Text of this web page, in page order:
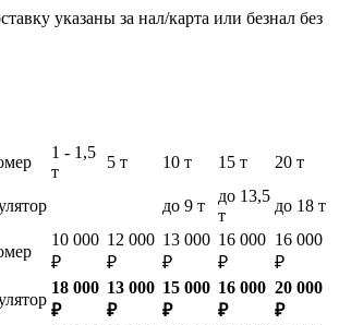
указаны за нал/карта или безнал без
1 - 1,5
т
5 т 10 т 15 т 20 т
до 9 т
до 13,5
т
до 18 т
10 000
₽
12 000
₽
13 000
₽
16 000
₽
16 000
₽
18 000
₽
13 000
₽
15 000
₽
16 000
₽
20 000
₽